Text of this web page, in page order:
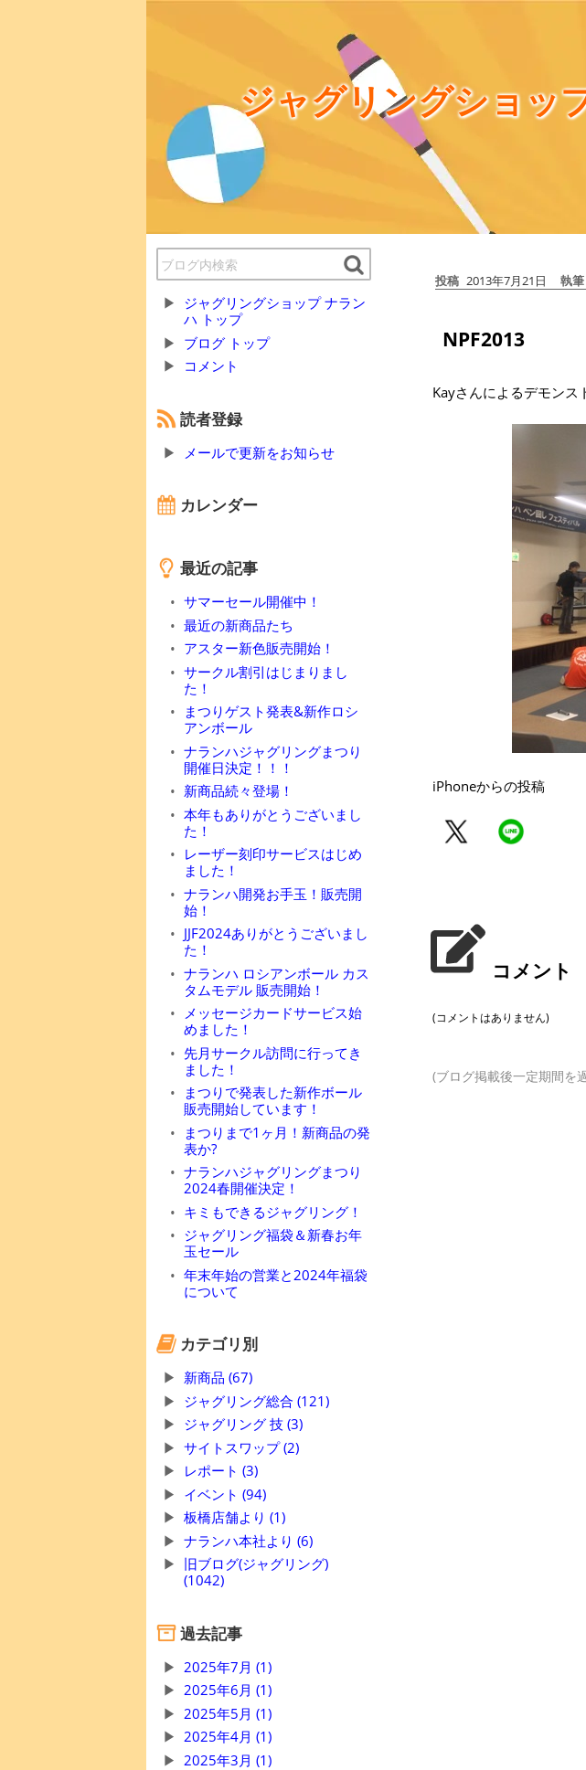
ジャグリングショッ
ジャグリングショップ ナラン
ハ トップ
ブログ トップ
コメント
読者登録
メールで更新をお知らせ
カレンダー
最近の記事
サマーセール開催中！
最近の新商品たち
アスター新色販売開始！
サークル割引はじまりまし
た！
まつりゲスト発表&新作ロシ
アンボール
ナランハジャグリングまつり
開催日決定！！！
新商品続々登場！
本年もありがとうございまし
た！
レーザー刻印サービスはじめ
ました！
ナランハ開発お手玉！販売開
始！
JJF2024ありがとうございまし
た！
ナランハ ロシアンボール カス
タムモデル 販売開始！
メッセージカードサービス始
めました！
先月サークル訪問に行ってき
ました！
まつりで発表した新作ボール
販売開始しています！
まつりまで1ヶ月！新商品の発
表か?
ナランハジャグリングまつり
2024春開催決定！
キミもできるジャグリング！
ジャグリング福袋＆新春お年
玉セール
年末年始の営業と2024年福袋
について
カテゴリ別
新商品 (67)
ジャグリング総合 (121)
ジャグリング 技 (3)
サイトスワップ (2)
レポート (3)
イベント (94)
板橋店舗より (1)
ナランハ本社より (6)
旧ブログ(ジャグリング)
(1042)
過去記事
2025年7月 (1)
2025年6月 (1)
2025年5月 (1)
2025年4月 (1)
2025年3月 (1)
投稿 2013年7月21日 執筆
NPF2013
Kayさんによるデモン
iPhoneからの投稿
コメント
(コメントはありません)
(ブログ掲載後一定期間を